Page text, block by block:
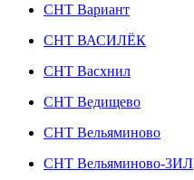
СНТ Вариант
СНТ ВАСИЛЁК
СНТ Васхнил
СНТ Ведищево
СНТ Вельяминово
СНТ Вельяминово-3ИЛ